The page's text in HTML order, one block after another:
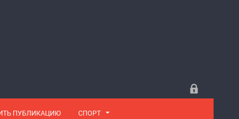
ПУБЛИКАЦИЮ СПОРТ